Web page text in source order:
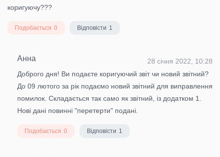
коригуючу???
Подобається 0 Відповісти 1
Анна
28 січня 2022, 10:28
Доброго дня! Ви подаєте коригуючий звіт чи новий звітний?
До 09 лютого за рік подаємо новий звітний для виправлення
помилок. Складається так само як звітний, із додатком 1.
Нові дані повинні "перетерти" подані.
Подобається 0 Відповісти 1